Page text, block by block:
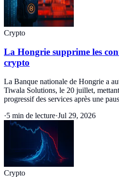
Crypto
La Hongrie supprime les
crypto
La Banque nationale de Hongrie a
Tiwala Solutions, le 20 juillet,
progressif des services après une
·5 min de lecture·Jul 29, 2026
Crypto